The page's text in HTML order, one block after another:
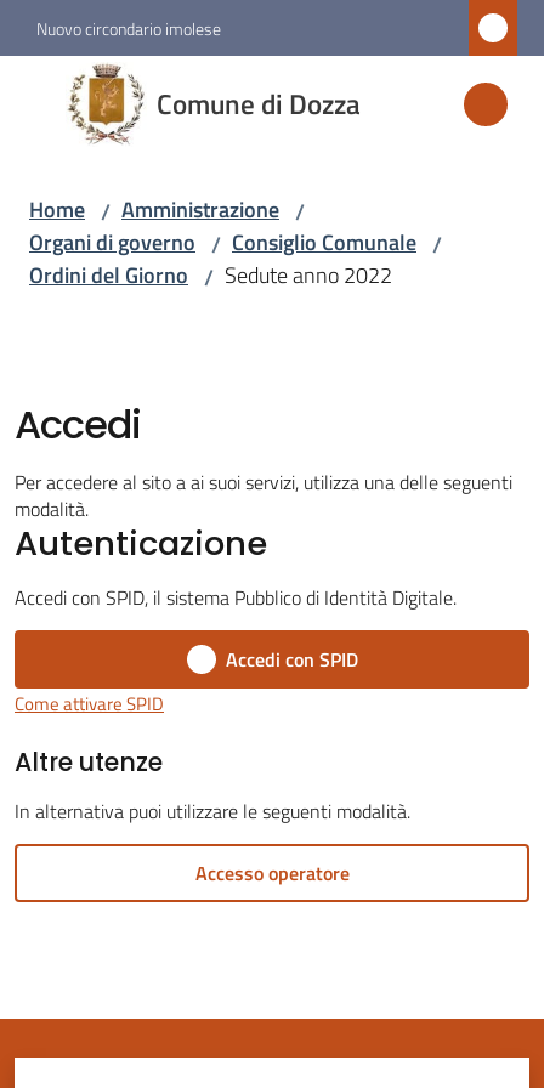
Vai al contenuto
Vai alla navigazione
Vai al footer
Nuovo circondario imolese
Comune di Dozza
Comune
di
Dozza
Amministrazione
Menu selezionato
Servizi
Vivere
Dozza
Servizi
line
Tutti
argomenti
Home / Amministrazione /
Organi di governo / Consiglio Comunale /
Ordini del Giorno / Sedute anno 2022
Accedi
Per accedere al sito a ai suoi servizi, utilizza una delle seguenti
modalità.
Autenticazione
Accedi con SPID, il sistema Pubblico di Identità Digitale.
Accedi con SPID
Come attivare SPID
Altre utenze
In alternativa puoi utilizzare le seguenti modalità.
Accesso operatore